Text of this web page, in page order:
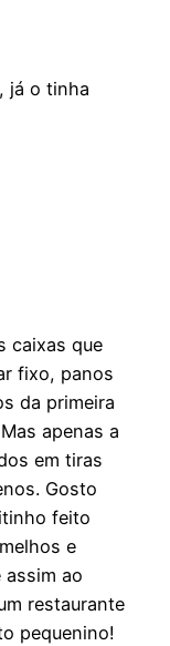
já o tinha
caixas que
fixo, panos
da primeira
apenas a
em tiras
Gosto
feito
e
assim ao
restaurante
pequenino!